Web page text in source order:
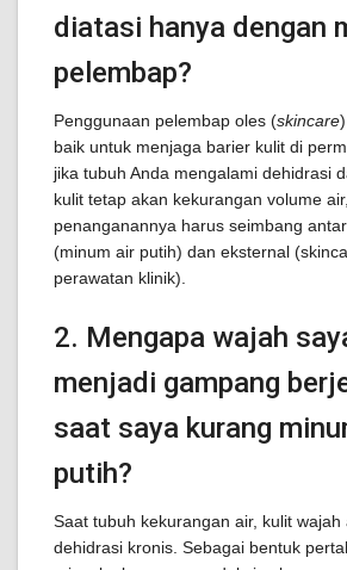
diatasi hanya dengan
pelembap?
Penggunaan pelembap oles (skincare
baik untuk menjaga barier kulit di
jika tubuh Anda mengalami dehidrasi
kulit tetap akan kekurangan volume
penanganannya harus seimbang
(minum air putih) dan eksternal
perawatan klinik).
2. Mengapa wajah
menjadi gampang
saat saya kurang
putih?
Saat tubuh kekurangan air, kulit
dehidrasi kronis. Sebagai bentuk